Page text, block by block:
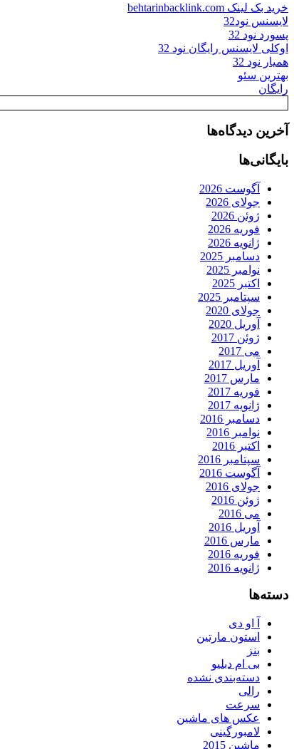
خرید بک لینک behtarinbacklink.com
لایسنس نود32
پسورد نود 32
اوکلی لایسنس رایگان نود 32
همیار نود 32
بهترین سئو
رایگان
آخرین دیدگاه‌ها
بایگانی‌ها
آگوست 2026
جولای 2026
ژوئن 2026
فوریه 2026
ژانویه 2026
دسامبر 2025
نوامبر 2025
اکتبر 2025
سپتامبر 2025
جولای 2020
آوریل 2020
ژوئن 2017
می 2017
آوریل 2017
مارس 2017
فوریه 2017
ژانویه 2017
دسامبر 2016
نوامبر 2016
اکتبر 2016
سپتامبر 2016
آگوست 2016
جولای 2016
ژوئن 2016
می 2016
آوریل 2016
مارس 2016
فوریه 2016
ژانویه 2016
دسته‌ها
آ او دی
استون مارتین
بنز
بی ام دبلیو
دسته‌بندی نشده
رالی
سرعت
عکس های ماشین
لامبورگینی
ماشین 2015